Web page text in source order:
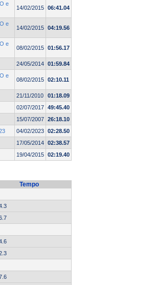
e
14/02/2015 06:41.04
e
14/02/2015 04:19.56
e
08/02/2015 01:56.17
24/05/2014 01:59.84
e
08/02/2015 02:10.11
21/11/2010
01:18.09
02/07/2017 49:45.40
15/07/2007 26:18.10
04/02/2023 02:28.50
17/05/2014 02:38.57
19/04/2015 02:19.40
Tempo